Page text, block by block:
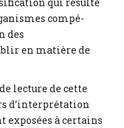
compé-
des
en matière de
lecture de cette
d’interprétation
exposées à certains